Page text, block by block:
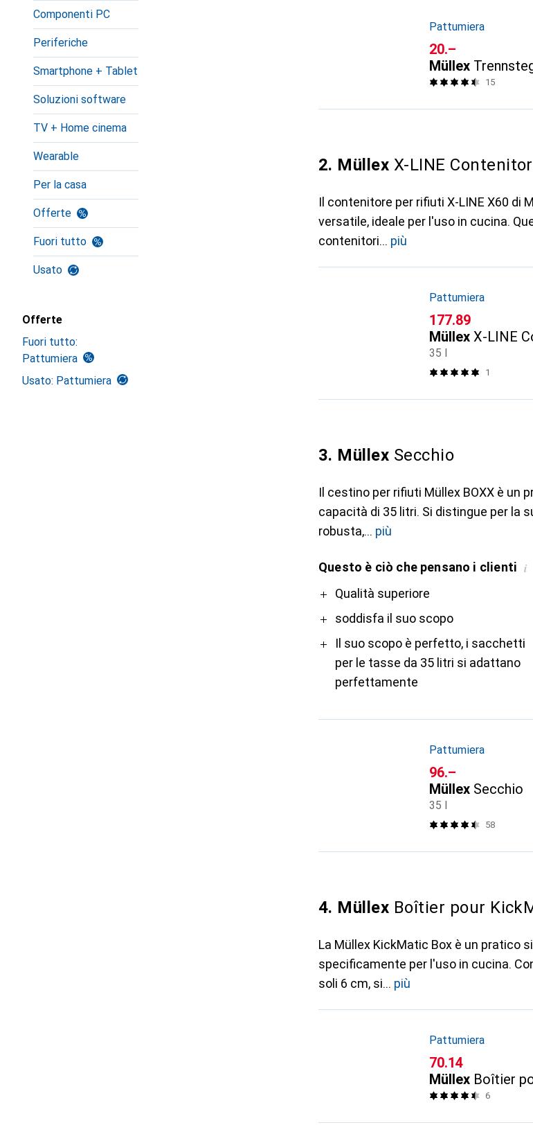
Componenti PC
Periferiche
Smartphone + Tablet
Soluzioni software
TV + Home cinema
Wearable
Per la casa
Offerte
Fuori tutto
Usato
Offerte
Fuori tutto:
Pattumiera
Usato: Pattumiera
Pattumiera
CHF
20.–
Müllex
15
2. Müllex X-LINE
Il contenitore per rifiuti X-LINE X60 di
versatile, ideale per l'uso in cucina.
contenitori
più
Pattumiera
CHF
177.89
Müllex X-LINE
35 l
1
3. Müllex Secchio
Il cestino per rifiuti Müllex BOXX è un
capacità di 35 litri. Si distingue per la
robusta,
più
Questo è ciò che pensano i clienti i
ProQualità superiore
soddisfa il suo scopo
Il suo scopo è perfetto, i sacchetti
per le tasse da 35 litri si adattano
perfettamente
Contro
Pattumiera
CHF
96.–
Müllex Secchio
35 l
58
4. Müllex Boîtier pour
La Müllex KickMatic Box è un pratico
specificamente per l'uso in cucina.
soli 6 cm, si
più
Pattumiera
CHF
70.14
Müllex Boîtier
6